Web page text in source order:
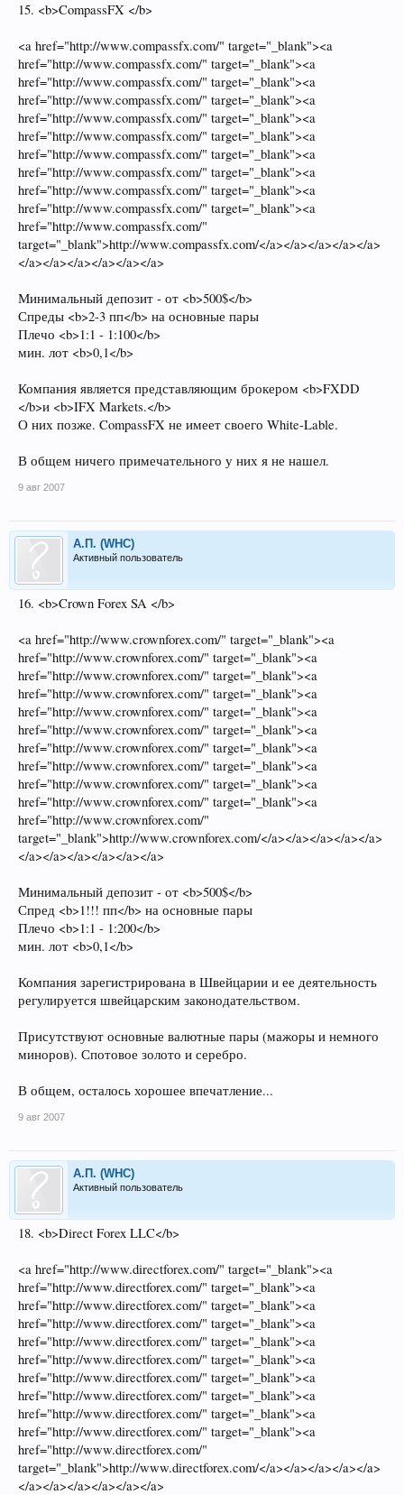
15. <b>CompassFX </b>
<a href="http://www.compassfx.com/" target="_blank"><a
href="http://www.compassfx.com/" target="_blank"><a
href="http://www.compassfx.com/" target="_blank"><a
href="http://www.compassfx.com/" target="_blank"><a
href="http://www.compassfx.com/" target="_blank"><a
href="http://www.compassfx.com/" target="_blank"><a
href="http://www.compassfx.com/" target="_blank"><a
href="http://www.compassfx.com/" target="_blank"><a
href="http://www.compassfx.com/" target="_blank"><a
href="http://www.compassfx.com/" target="_blank"><a
href="http://www.compassfx.com/"
target="_blank">http://www.compassfx.com/</a></a></a></a></a>
</a></a></a></a></a></a>
Минимальный депозит - от <b>500$</b>
Спреды <b>2-3 пп</b> на основные пары
Плечо <b>1:1 - 1:100</b>
мин. лот <b>0,1</b>
Компания является представляющим брокером <b>FXDD
</b>и <b>IFX Markets.</b>
О них позже. CompassFX не имеет своего White-Lable.
В общем ничего примечательного у них я не нашел.
9 авг 2007
А.П. (WHC)
Активный пользователь
16. <b>Crown Forex SA </b>
<a href="http://www.crownforex.com/" target="_blank"><a
href="http://www.crownforex.com/" target="_blank"><a
href="http://www.crownforex.com/" target="_blank"><a
href="http://www.crownforex.com/" target="_blank"><a
href="http://www.crownforex.com/" target="_blank"><a
href="http://www.crownforex.com/" target="_blank"><a
href="http://www.crownforex.com/" target="_blank"><a
href="http://www.crownforex.com/" target="_blank"><a
href="http://www.crownforex.com/" target="_blank"><a
href="http://www.crownforex.com/" target="_blank"><a
href="http://www.crownforex.com/"
target="_blank">http://www.crownforex.com/</a></a></a></a></a>
</a></a></a></a></a></a>
Минимальный депозит - от <b>500$</b>
Спред <b>1!!! пп</b> на основные пары
Плечо <b>1:1 - 1:200</b>
мин. лот <b>0,1</b>
Компания зарегистрирована в Швейцарии и ее деятельность
регулируется швейцарским законодательством.
Присутствуют основные валютные пары (мажоры и немного
миноров). Спотовое золото и серебро.
В общем, осталось хорошее впечатление...
9 авг 2007
А.П. (WHC)
Активный пользователь
18. <b>Direct Forex LLC</b>
<a href="http://www.directforex.com/" target="_blank"><a
href="http://www.directforex.com/" target="_blank"><a
href="http://www.directforex.com/" target="_blank"><a
href="http://www.directforex.com/" target="_blank"><a
href="http://www.directforex.com/" target="_blank"><a
href="http://www.directforex.com/" target="_blank"><a
href="http://www.directforex.com/" target="_blank"><a
href="http://www.directforex.com/" target="_blank"><a
href="http://www.directforex.com/" target="_blank"><a
href="http://www.directforex.com/" target="_blank"><a
href="http://www.directforex.com/"
target="_blank">http://www.directforex.com/</a></a></a></a></a>
</a></a></a></a></a></a>